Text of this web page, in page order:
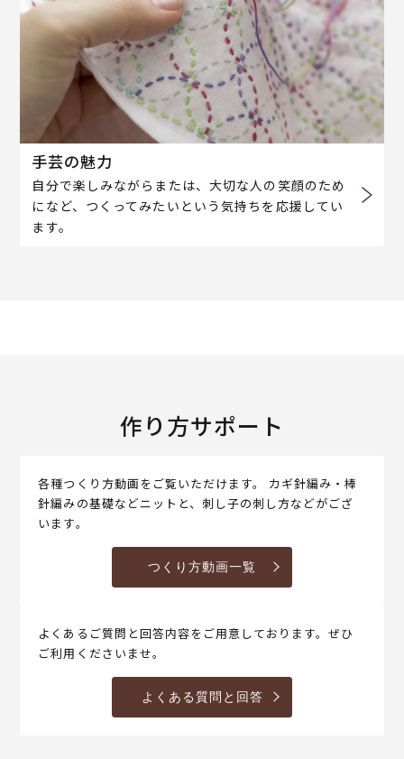
手芸の魅力
自分で楽しみながらまたは、大切な人の笑顔のため
になど、つくってみたいという気持ちを応援してい
ます。
作り方サポート
各種つくり方動画をご覧いただけます。 カギ針編み・棒
針編みの基礎などニットと、刺し子の刺し方などがござ
います。
つくり方動画一覧
よくあるご質問と回答内容をご用意しております。ぜひ
ご利用くださいませ。
よくある質問と回答